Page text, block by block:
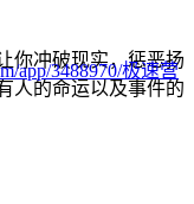
你冲破现实，惩恶扬
人的命运以及事件的
app/3488970/极速营